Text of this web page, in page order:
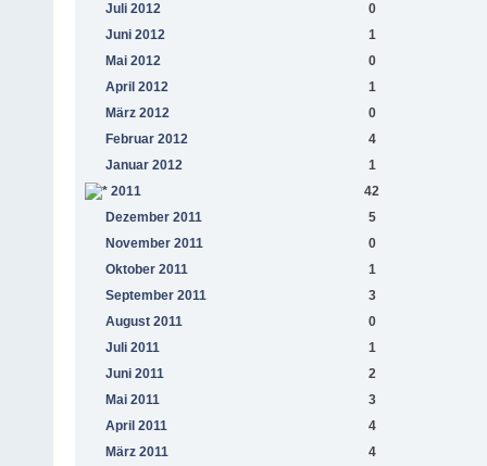
Juli 2012
0
Juni 2012
1
Mai 2012
0
April 2012
1
März 2012
0
Februar 2012
4
Januar 2012
1
2011
42
Dezember 2011
5
November 2011
0
Oktober 2011
1
September 2011
3
August 2011
0
Juli 2011
1
Juni 2011
2
Mai 2011
3
April 2011
4
März 2011
4